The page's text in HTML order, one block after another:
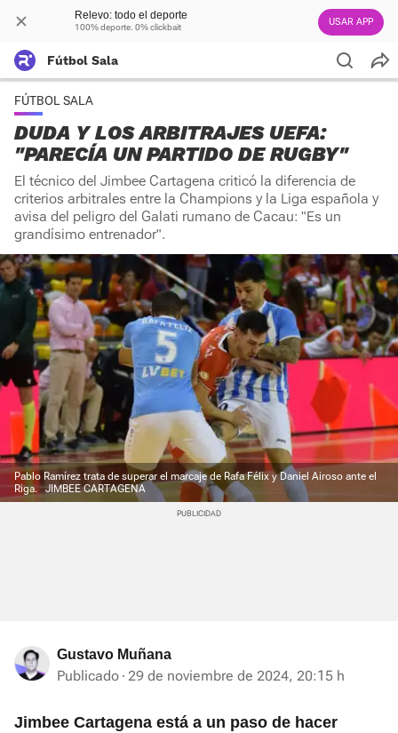
Relevo: todo el deporte
100% deporte. 0% clickbait USAR APP
Fútbol Sala
FÚTBOL SALA
DUDA Y LOS ARBITRAJES UEFA:
"PARECÍA UN PARTIDO DE RUGBY"
El técnico del Jimbee Cartagena criticó la diferencia de
criterios arbitrales entre la Champions y la Liga española y
avisa del peligro del Galati rumano de Cacau: "Es un
grandísimo entrenador".
Pablo Ramírez trata de superar el marcaje de Rafa Félix y Daniel Airoso ante el
Riga. JIMBEE CARTAGENA
Gustavo Muñana
Publicado 29 de noviembre de 2024, 20:15 h
Jimbee Cartagena está a un paso de hacer